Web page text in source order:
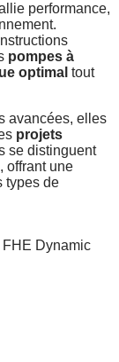
performance,
pompes à
optimal tout
avancées, elles
projets
se distinguent
offrant une
types de